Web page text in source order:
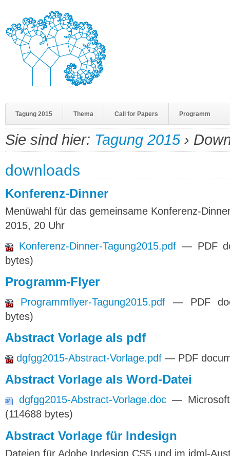
Tagung 2015 Thema Call for Papers Programm
Sie sind hier: Tagung 2015 ›
downloads
Konferenz-Dinner
Menüwahl für das gemeinsame Konferenz-
2015, 20 Uhr
Konferenz-Dinner-Tagung2015.pdf — PDF
bytes)
Programm-Flyer
Programmflyer-Tagung2015.pdf — PDF
bytes)
Abstract Vorlage als pdf
dgfgg2015-Abstract-Vorlage.pdf — PDF
Abstract Vorlage als Word-Datei
dgfgg2015-Abstract-Vorlage.doc —
(114688 bytes)
Abstract Vorlage für Indesign
Dateien für Adobe Indesign CS5 und im idml-